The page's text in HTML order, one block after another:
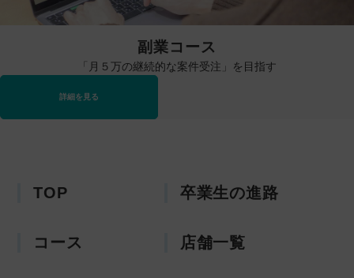
副業コース
「月５万の継続的な案件受注」を目指す
詳細を見る
TOP 卒業生の進路
コース 店舗一覧